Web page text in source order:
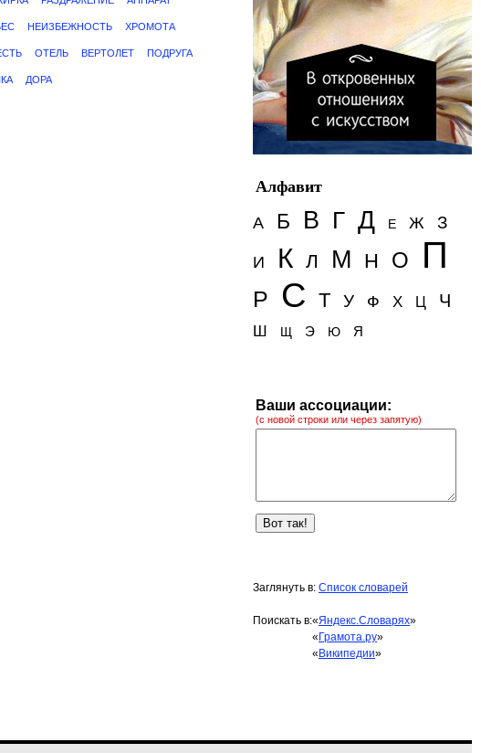
НЕИЗБЕЖНОСТЬ ХРОМОТА
ОТЕЛЬ ВЕРТОЛЕТ ПОДРУГА
ДОРА
Алфавит
А
Б В Г Д Е Ж З
И К Л М Н О П
Р С Т У Ф Х Ц Ч
Ш Щ Э Ю Я
Ваши ассоциации:
(с новой строки или через запятую)
Заглянуть в: Список словарей
Поискать в:«Яндекс.Словарях»
« Грамота.ру»
« Википедии»